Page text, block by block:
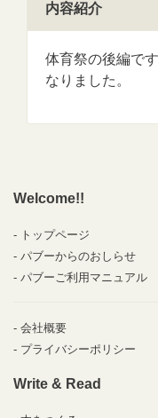
内容紹介
体育祭の後編で
なりました。
Welcome!!
トップページ
パブーからのおしらせ
パブーご利用マニュアル
会社概要
プライバシーポリシー
Write & Read